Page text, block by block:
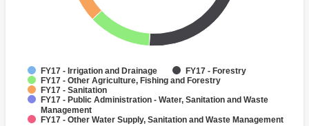
FY17 - Irrigation and Drainage
FY17 - Forestry
FY17 - Other Agriculture, Fishing and Forestry
FY17 - Sanitation
FY17 - Public Administration - Water, Sanitation and Waste
Management
FY17 - Other Water Supply, Sanitation and Waste Management